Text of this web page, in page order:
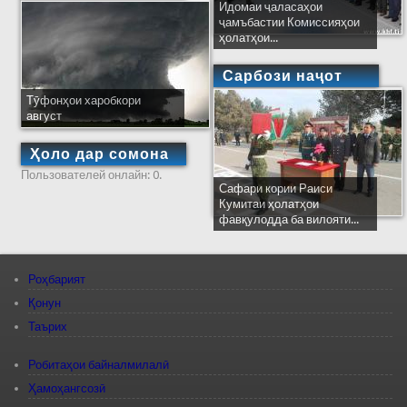
Тӯфонҳои харобкори
август
Ҳоло дар сомона
Пользователей онлайн: 0.
Идомаи ҷаласаҳои
ҷамъбастии Комиссияҳои
ҳолатҳои...
Сарбози наҷот
Сафари кории Раиси
Кумитаи ҳолатҳои
фавқулодда ба вилояти...
Роҳбарият
Қонун
Таърих
Робитаҳои байналмилалӣ
Ҳамоҳангсозӣ